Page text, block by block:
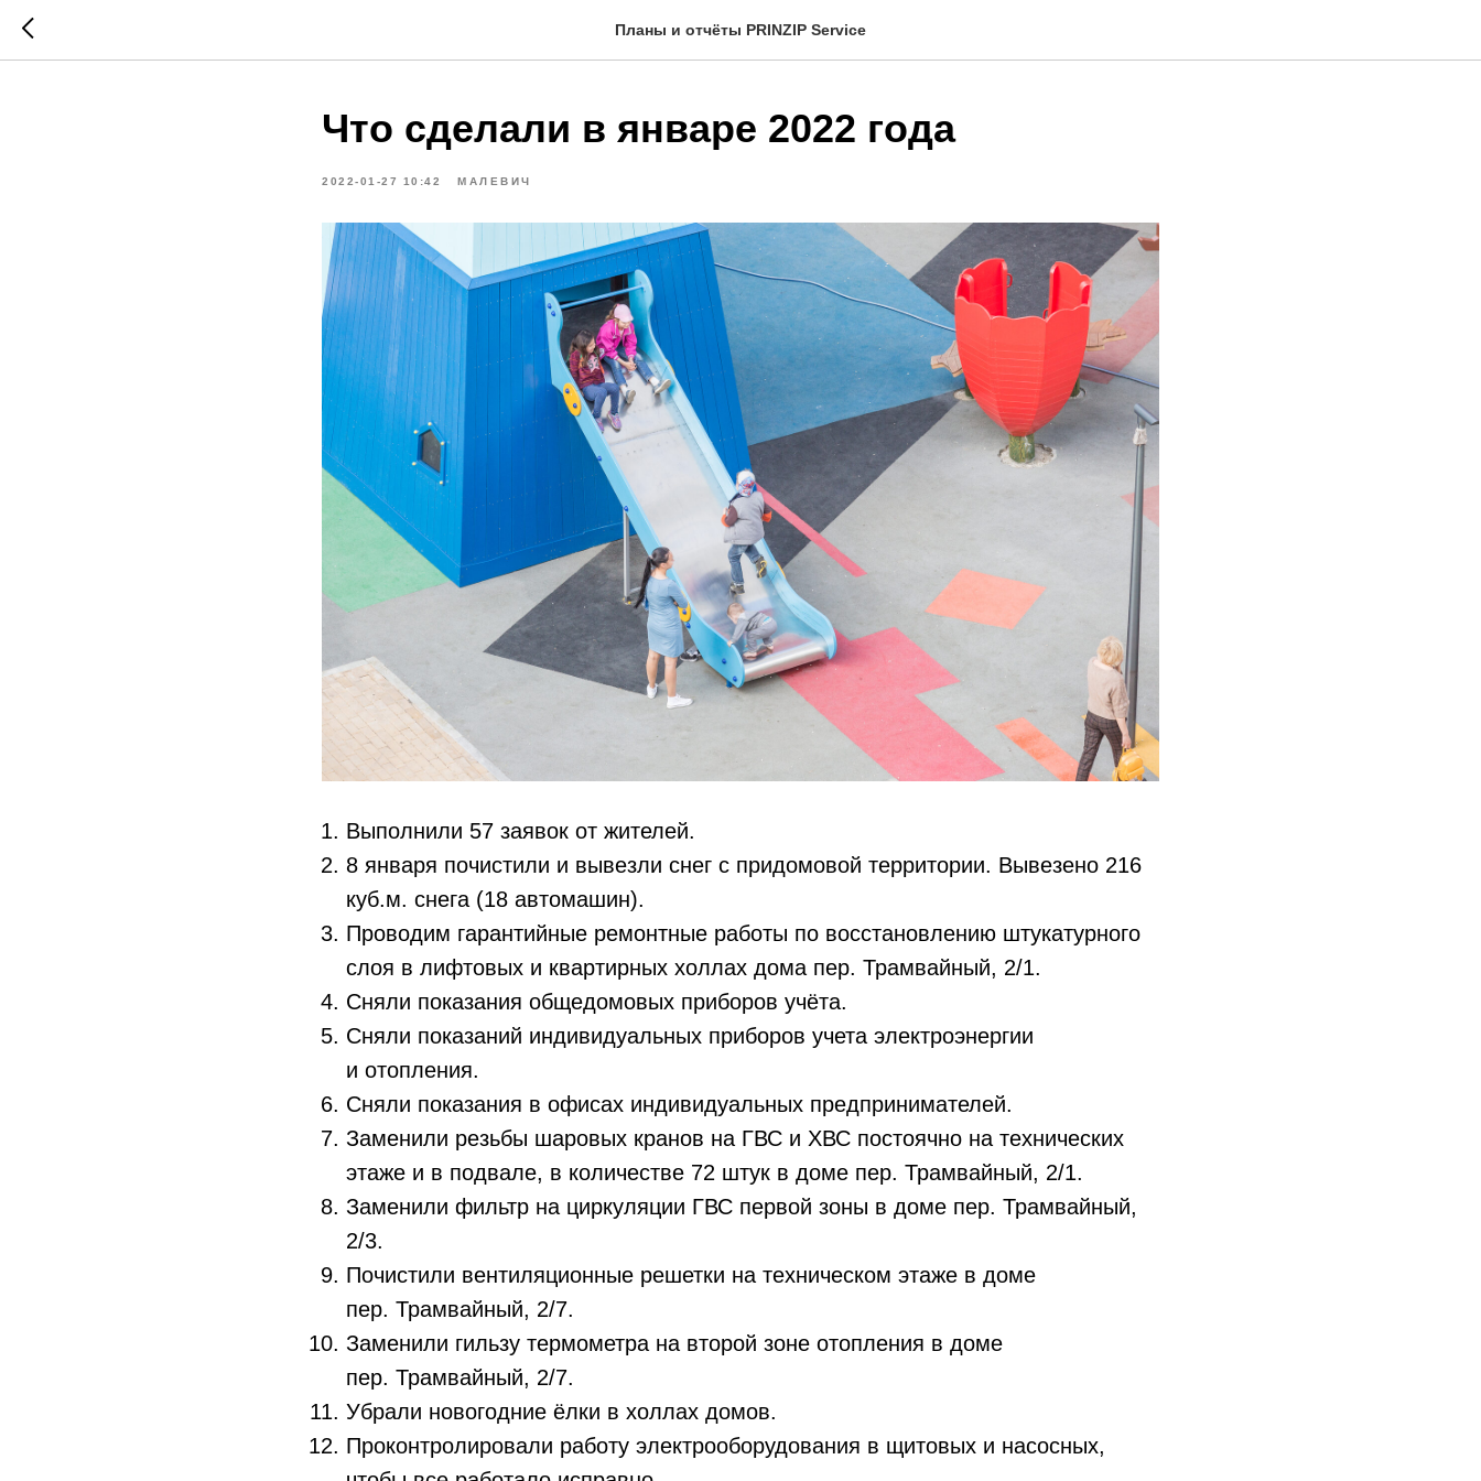
Планы и отчёты PRINZIP Service
Что сделали в январе 2022 года
2022-01-27 10:42 МАЛЕВИЧ
Выполнили 57 заявок от жителей.
8 января почистили и вывезли снег с придомовой территории. Вывезено 216
куб.м. снега (18 автомашин).
Проводим гарантийные ремонтные работы по восстановлению штукатурного
слоя в лифтовых и квартирных холлах дома пер. Трамвайный, 2/1.
Сняли показания общедомовых приборов учёта.
Сняли показаний индивидуальных приборов учета электроэнергии
и отопления.
Сняли показания в офисах индивидуальных предпринимателей.
Заменили резьбы шаровых кранов на ГВС и ХВС постоячно на технических
этаже и в подвале, в количестве 72 штук в доме пер. Трамвайный, 2/1.
Заменили фильтр на циркуляции ГВС первой зоны в доме пер. Трамвайный,
2/3.
Почистили вентиляционные решетки на техническом этаже в доме
пер. Трамвайный, 2/7.
Заменили гильзу термометра на второй зоне отопления в доме
пер. Трамвайный, 2/7.
Убрали новогодние ёлки в холлах домов.
Проконтролировали работу электрооборудования в щитовых и насосных,